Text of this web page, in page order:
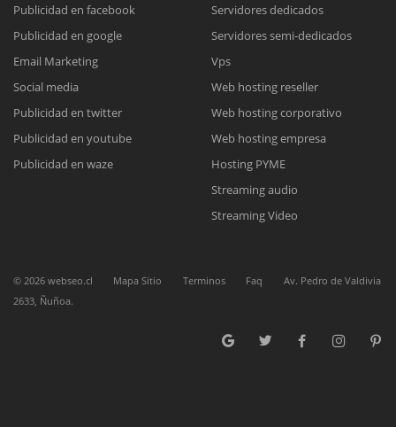
Reunión online
Nuestros ejecutivos le enviarán un correo electrónico con el enlace a
Meet para la reunión online.
Cotización
Complete el formulario y nos contactaremos a la brevedad.
Chat Online
para enviarnos un correo electrónico con sus datos personales.
Publicidad en facebook
Publicidad en google
Email Marketing
Social media
Publicidad en twitter
Publicidad en youtube
Publicidad en waze
Servidores dedicados
Servidores semi-dedicados
Vps
Web hosting reseller
Web hosting corporativo
Web hosting empresa
Hosting PYME
Streaming audio
Streaming Video
© 2026 webseo.cl Mapa Sitio Terminos Faq
Av. Pedro de Valdivia
2633, Ñuñoa.